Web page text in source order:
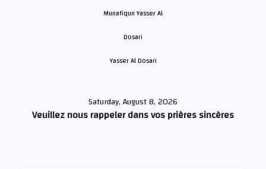
Yasser Al Dosari
Saturday, August 8, 2026
Veuillez nous rappeler dans vos prières sincères